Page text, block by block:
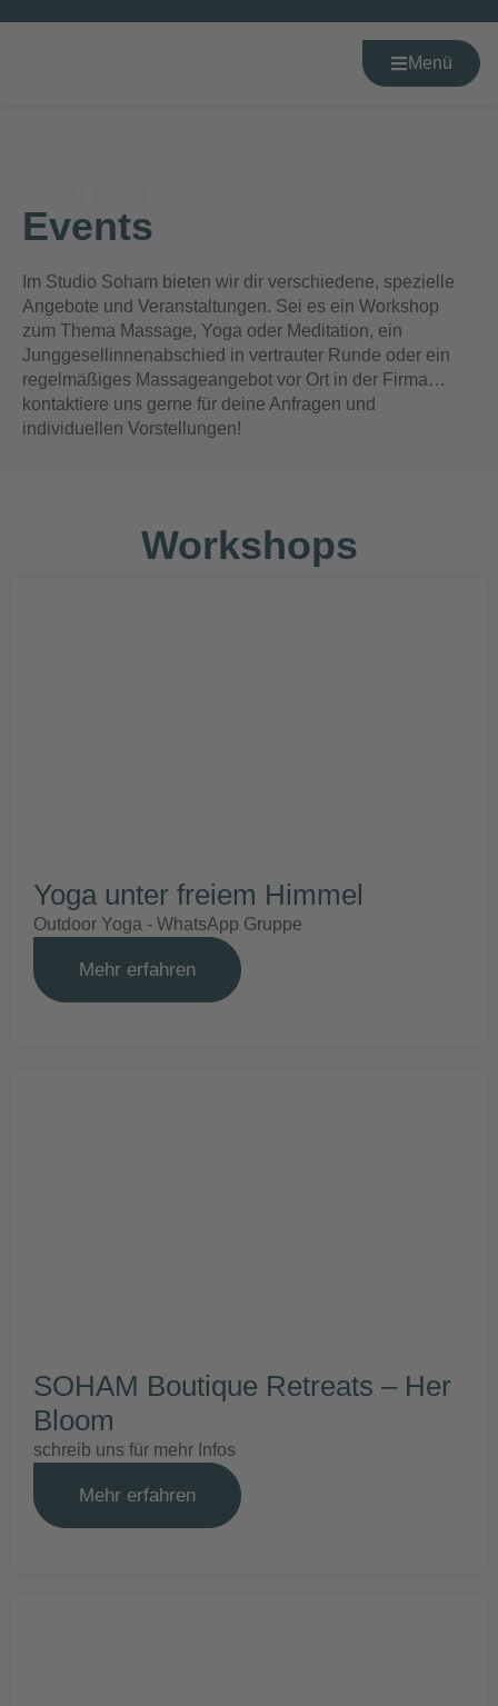
Menü
Events
Im Studio Soham bieten wir dir verschiedene, spezielle
Angebote und Veranstaltungen. Sei es ein Workshop
zum Thema Massage, Yoga oder Meditation, ein
Junggesellinnenabschied in vertrauter Runde oder ein
regelmäßiges Massageangebot vor Ort in der Firma…
kontaktiere uns gerne für deine Anfragen und
individuellen Vorstellungen!
Workshops
Yoga unter freiem Himmel
Outdoor Yoga - WhatsApp Gruppe
Mehr erfahren
SOHAM Boutique Retreats – Her
Bloom
schreib uns für mehr Infos
Mehr erfahren